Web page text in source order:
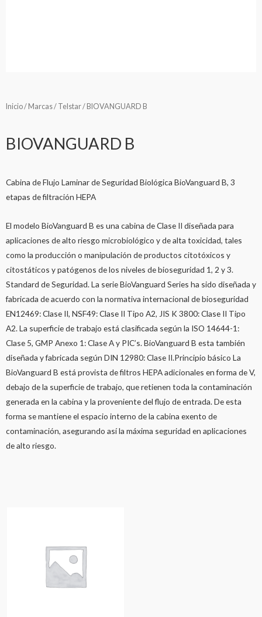
Inicio/ Marcas/ Telstar/ BIOVANGUARD B
BIOVANGUARD B
Cabina de Flujo Laminar de Seguridad Biológica BioVanguard B, 3
etapas de filtración HEPA
El modelo BioVanguard B es una cabina de Clase II diseñada para
aplicaciones de alto riesgo microbiológico y de alta toxicidad, tales
como la producción o manipulación de productos citotóxicos y
citostáticos y patógenos de los niveles de bioseguridad 1, 2 y 3.
Standard de Seguridad. La serie BioVanguard Series ha sido diseñada y
fabricada de acuerdo con la normativa internacional de bioseguridad
EN12469: Clase II, NSF49: Clase II Tipo A2, JIS K 3800: Clase II Tipo
A2. La superficie de trabajo está clasificada según la ISO 14644-1:
Clase 5, GMP Anexo 1: Clase A y PIC’s. BioVanguard B esta también
diseñada y fabricada según DIN 12980: Clase II.Principio básico La
BioVanguard B está provista de filtros HEPA adicionales en forma de V,
debajo de la superficie de trabajo, que retienen toda la contaminación
generada en la cabina y la proveniente del flujo de entrada. De esta
forma se mantiene el espacio interno de la cabina exento de
contaminación, asegurando así la máxima seguridad en aplicaciones
de alto riesgo.